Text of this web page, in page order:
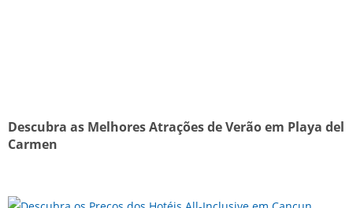
Descubra as Melhores Atrações de Verão em Playa del
Carmen